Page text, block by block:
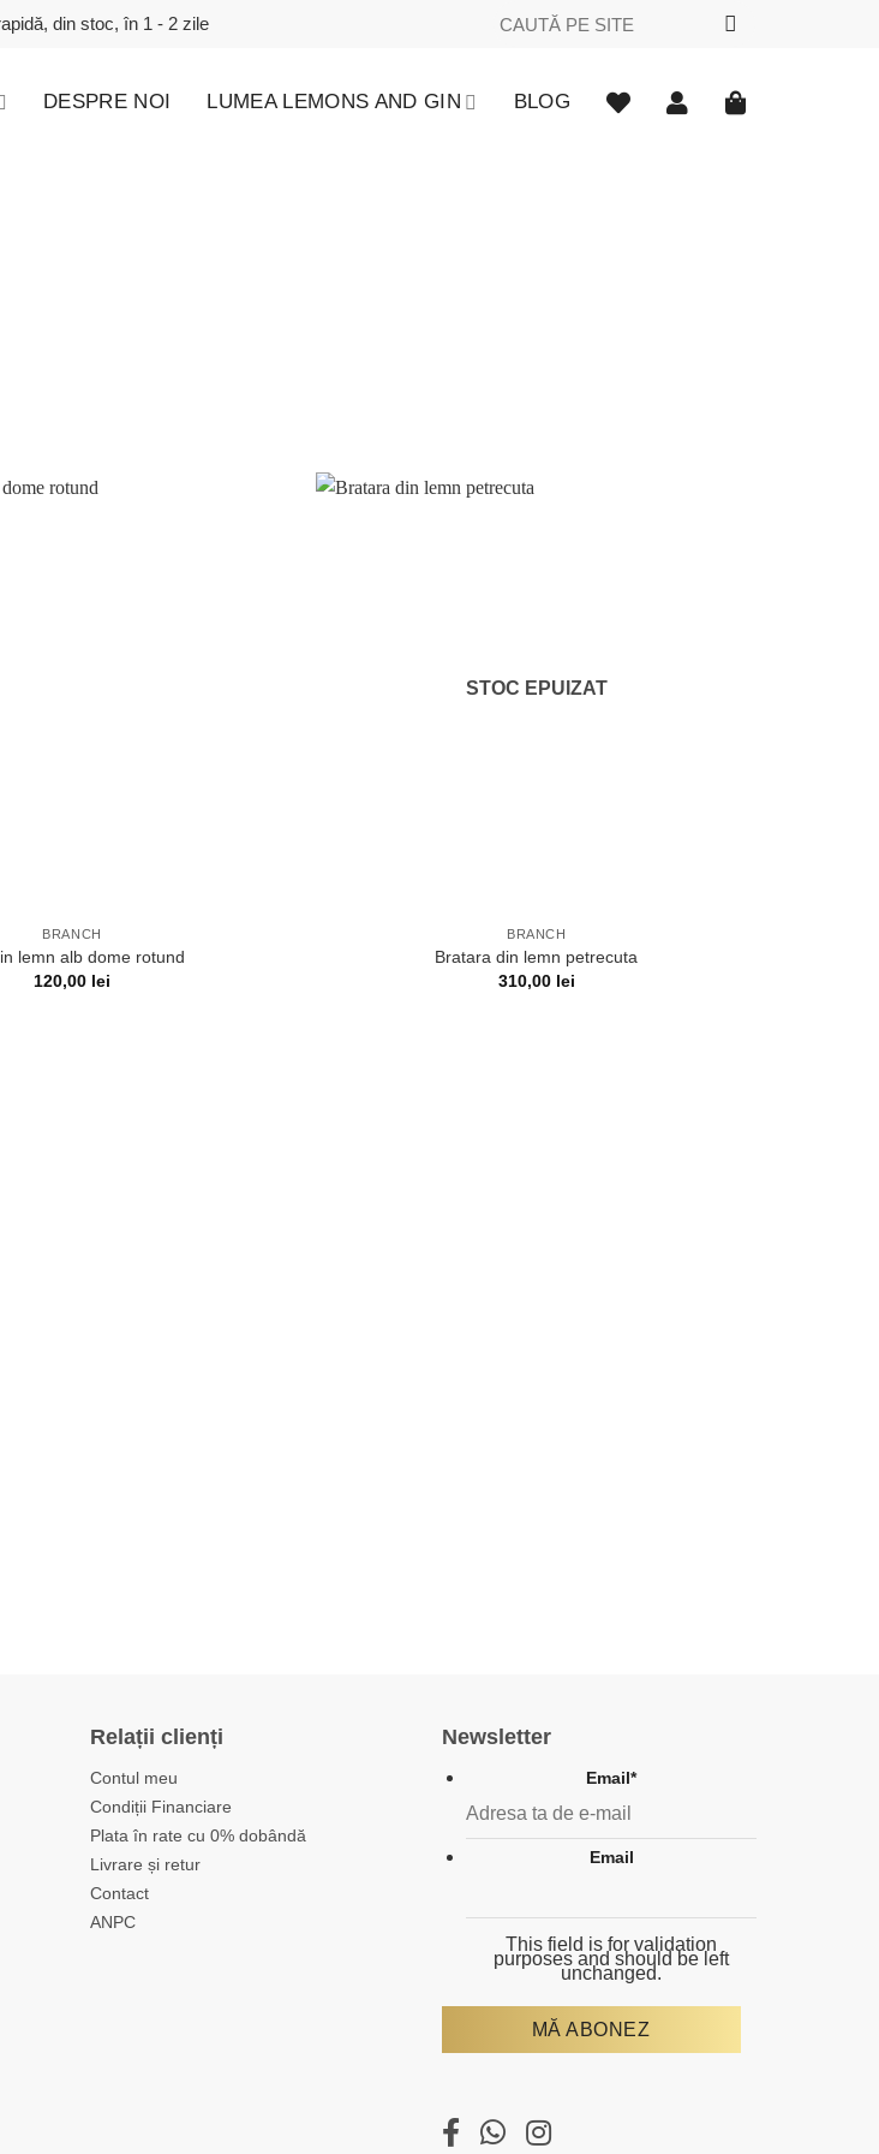
din stoc, în 1 - 2 zile
Caută
DESPRE NOI LUMEA LEMONS AND GIN BLOG
BRANCH
lemn alb dome rotund
120,00 lei
STOC EPUIZAT
BRANCH
Bratara din lemn petrecuta
310,00 lei
Relații clienți
Contul meu
Condiții Financiare
Plata în rate cu 0% dobândă
Livrare și retur
Contact
ANPC
Newsletter
Email*
Email
This field is for validation
purposes and should be left
unchanged.